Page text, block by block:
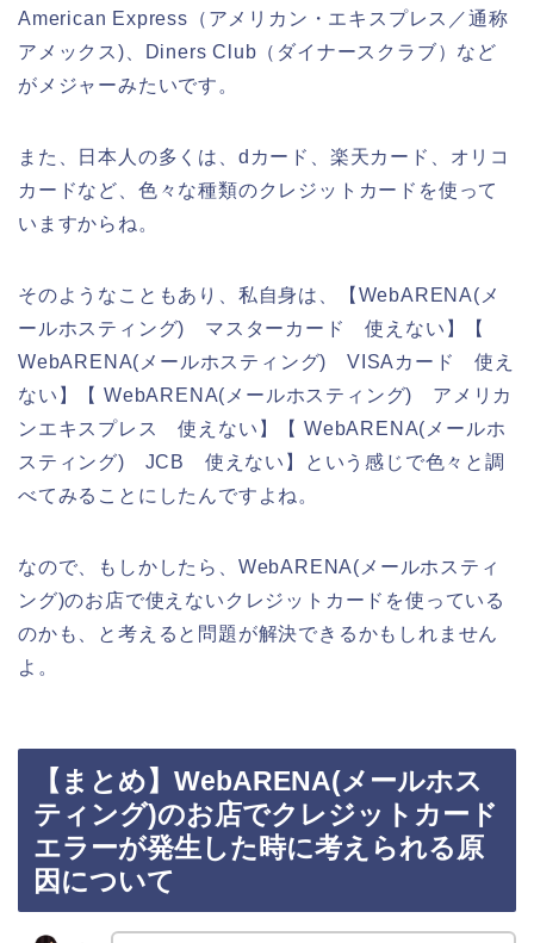
American Express（アメリカン・エキスプレス／通称
アメックス)、Diners Club（ダイナースクラブ）など
がメジャーみたいです。
また、日本人の多くは、dカード、楽天カード、オリコ
カードなど、色々な種類のクレジットカードを使って
いますからね。
そのようなこともあり、私自身は、【WebARENA(メ
ールホスティング) マスターカード 使えない】【
WebARENA(メールホスティング) VISAカード 使え
ない】【 WebARENA(メールホスティング) アメリカ
ンエキスプレス 使えない】【 WebARENA(メールホ
スティング) JCB 使えない】という感じで色々と調
べてみることにしたんですよね。
なので、もしかしたら、WebARENA(メールホスティ
ング)のお店で使えないクレジットカードを使っている
のかも、と考えると問題が解決できるかもしれません
よ。
【まとめ】WebARENA(メールホス
ティング)のお店でクレジットカード
エラーが発生した時に考えられる原
因について